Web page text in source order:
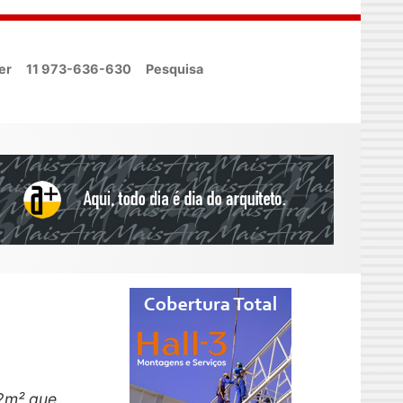
11 973-636-630 Pesquisa